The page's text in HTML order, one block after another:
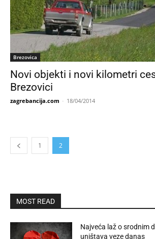
Brezovica
Novi objekti i novi kilometri
Brezovici
zagrebancija.com - 18/04/2014
1 2
MOST READ
Najveća laž o srodnim
uništava veze danas